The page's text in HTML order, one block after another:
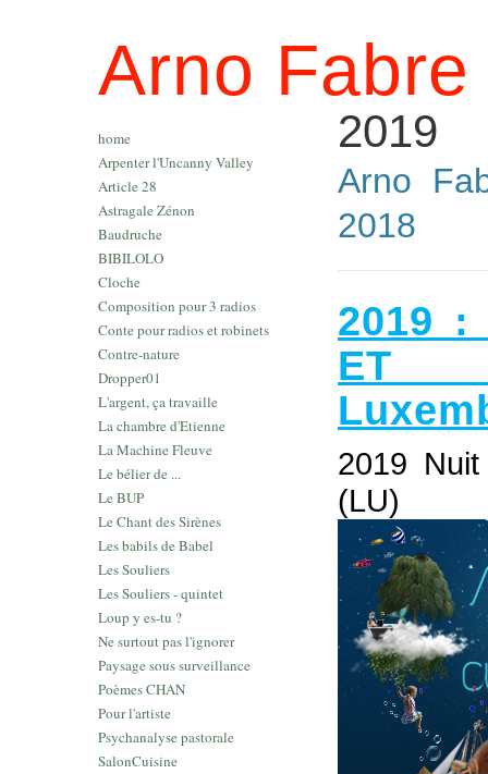
Arno Fabre
home
Arpenter l'Uncanny Valley
Article 28
Astragale Zénon
Baudruche
BIBILOLO
Cloche
Composition pour 3 radios
Conte pour radios et robinets
Contre-nature
Dropper01
L'argent, ça travaille
La chambre d'Etienne
La Machine Fleuve
Le bélier de ...
Le BUP
Le Chant des Sirènes
Les babils de Babel
Les Souliers
Les Souliers - quintet
Loup y es-tu ?
Ne surtout pas l'ignorer
Paysage sous surveillance
Poèmes CHAN
Pour l'artiste
Psychanalyse pastorale
SalonCuisine
2019
Arno
2018
2019 :
ET
2019
(LU)